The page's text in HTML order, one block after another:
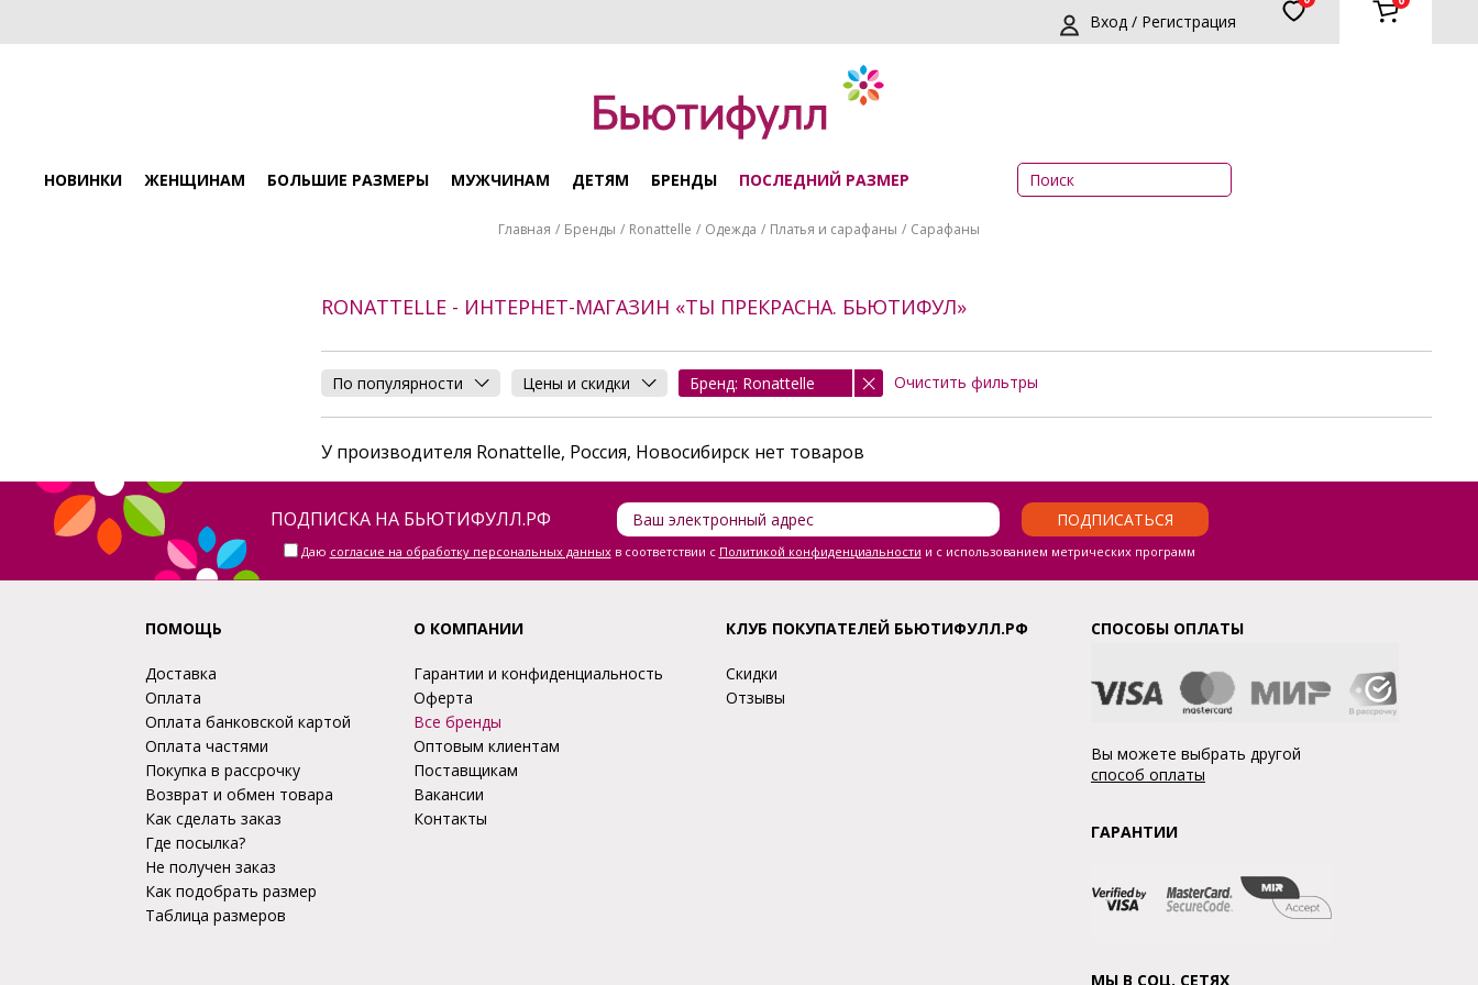
Вход / Регистрация
НОВИНКИ ЖЕНЩИНАМ БОЛЬШИЕ РАЗМЕРЫ МУЖЧИНАМ ДЕТЯМ БРЕНДЫ ПОСЛЕДНИЙ РАЗМЕР
Главная Бренды Ronattelle Одежда Платья и сарафаны Сарафаны
RONATTELLE - ИНТЕРНЕТ-МАГАЗИН «ТЫ ПРЕКРАСНА. БЬЮТИФУЛ»
По популярности Цены и скидки Бренд: Ronattelle Очистить фильтры
У производителя Ronattelle, Россия, Новосибирск нет товаров
ПОДПИСКА НА БЬЮТИФУЛЛ.РФ ПОДПИСАТЬСЯ
Даю согласие на обработку персональных данныхв соответствии с Политикой конфиденциальности и с использованием метрических программ
ПОМОЩЬ
Доставка
Оплата
Оплата банковской картой
Оплата частями
Покупка в рассрочку
Возврат и обмен товара
Как сделать заказ
Где посылка?
Не получен заказ
Как подобрать размер
Таблица размеров
О КОМПАНИИ
Гарантии и конфиденциальность
Оферта
Все бренды
Оптовым клиентам
Поставщикам
Вакансии
Контакты
КЛУБ ПОКУПАТЕЛЕЙ БЬЮТИФУЛЛ.РФ
Скидки
Отзывы
СПОСОБЫ ОПЛАТЫ
Вы можете выбрать другой
способ оплаты
ГАРАНТИИ
МЫ В СОЦ. СЕТЯХ